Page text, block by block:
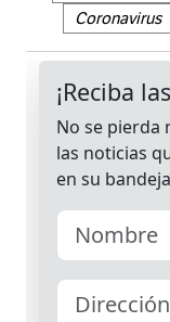
Coronavirus